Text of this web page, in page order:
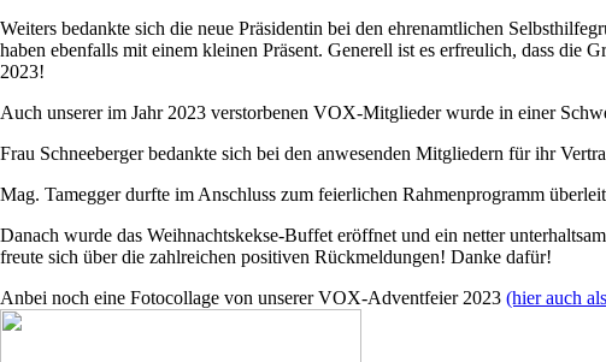
Weiters bedankte sich die neue Präsidentin bei den ehrenamtlichen
haben ebenfalls mit einem kleinen Präsent. Generell ist es erfreulich, dass
2023!
Auch unserer im Jahr 2023 verstorbenen VOX-Mitglieder wurde in einer
Frau Schneeberger bedankte sich bei den anwesenden Mitgliedern für ihr
Mag. Tamegger durfte im Anschluss zum feierlichen Rahmenprogramm
Danach wurde das Weihnachtskekse-Buffet eröffnet und ein netter
freute sich über die zahlreichen positiven Rückmeldungen! Danke dafür!
Anbei noch eine Fotocollage von unserer VOX-Adventfeier 2023 (hier auch